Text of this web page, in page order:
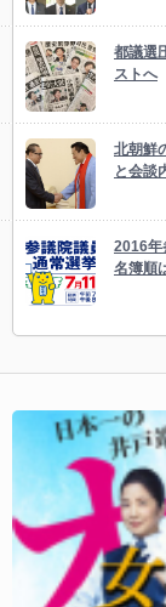
都議選
ストへ
北朝鮮
と会談
2016年
名簿順